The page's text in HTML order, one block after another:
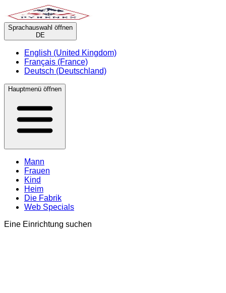
Sprachauswahl öffnen
DE
English (United Kingdom)
Français (France)
Deutsch (Deutschland)
Hauptmenü öffnen
Mann
Frauen
Kind
Heim
Die Fabrik
Web Specials
Eine Einrichtung suchen